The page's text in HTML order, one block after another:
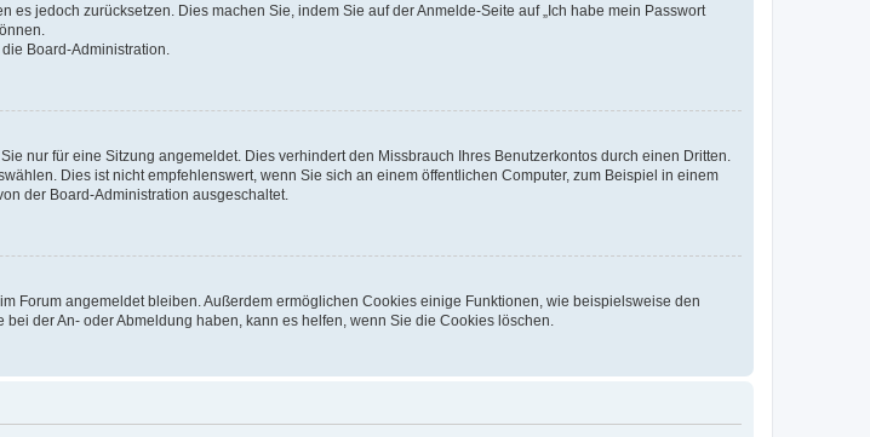
jedoch zurücksetzen. Dies machen Sie, indem Sie auf der Anmelde-Seite auf „Ich habe mein Passwort
Board-Administration.
nur für eine Sitzung angemeldet. Dies verhindert den Missbrauch Ihres Benutzerkontos durch einen Dritten.
Dies ist nicht empfehlenswert, wenn Sie sich an einem öffentlichen Computer, zum Beispiel in einem
der Board-Administration ausgeschaltet.
Forum angemeldet bleiben. Außerdem ermöglichen Cookies einige Funktionen, wie beispielsweise den
der An- oder Abmeldung haben, kann es helfen, wenn Sie die Cookies löschen.